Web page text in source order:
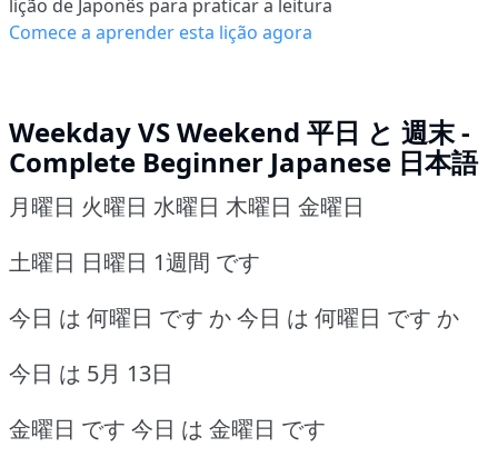
lição de Japonês para praticar a leitura
Comece a aprender esta lição agora
Weekday VS Weekend 平日 と 週末 -
Complete Beginner Japanese 日本語
月曜日 火曜日 水曜日 木曜日 金曜日
土曜日 日曜日 1週間 です
今日 は 何曜日 です か 今日 は 何曜日 です か
今日 は 5月 13日
金曜日 です 今日 は 金曜日 です